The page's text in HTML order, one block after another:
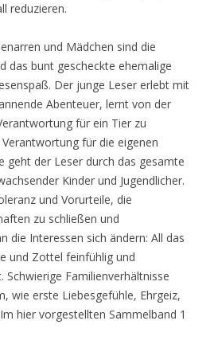
reduzieren.
und Mädchen sind die
das bunt gescheckte ehemalige
Der junge Leser erlebt mit
Abenteuer, lernt von der
für ein Tier zu
für die eigenen
geht der Leser durch das gesamte
Kinder und Jugendlicher.
und Vorurteile, die
zu schließen und
die Interessen sich ändern: All das
und Zottel feinfühlig und
Familienverhältnisse
wie erste Liebesgefühle, Ehrgeiz,
hier vorgestellten Sammelband 1